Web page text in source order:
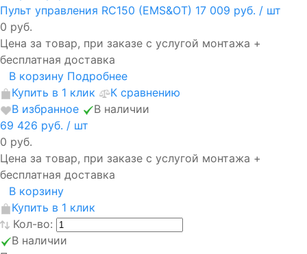
Пульт управления RC150 (EMS&OT) 17 009 руб. / шт
0 руб.
Цена за товар, при заказе с услугой монтажа +
бесплатная доставка
В корзину Подробнее
Купить в 1 клик
К сравнению
В избранное
В наличии
69 426 руб. / шт
0 руб.
Цена за товар, при заказе с услугой монтажа +
бесплатная доставка
В корзину
Купить в 1 клик
Кол-во:
В наличии